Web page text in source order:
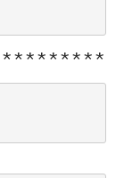
* * * * * * * * *